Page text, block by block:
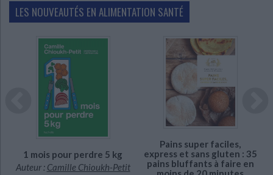
LES NOUVEAUTÉS EN ALIMENTATION SANTÉ
En stock *
*stock limité
1 mois pour perdre 5 kg
Auteur : Camille Chioukh-Petit
En stock
Pains super faciles,
express et sans gluten : 35
pains bluffants à faire en